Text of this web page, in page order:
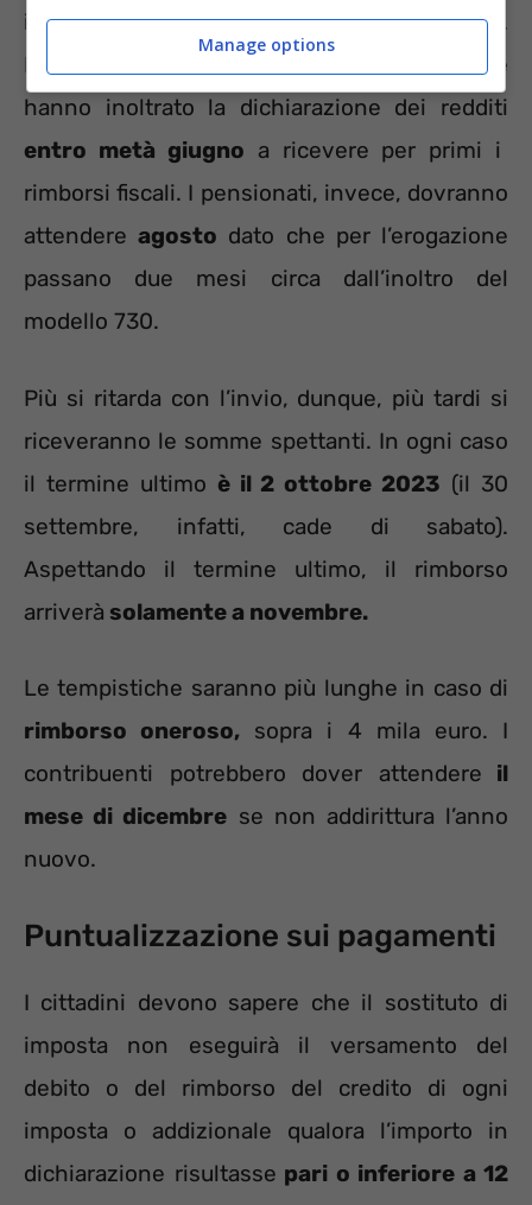
importi a debitoa partire dal mese di luglio
.
Nello specifico, saranno i lavoratori che
hanno inoltrato la dichiarazione dei redditi
entro metà giugno a ricevere per primi i
rimborsi fiscali. I pensionati, invece, dovranno
attendereagosto dato che per l’erogazione
passano due mesi circa dall’inoltro del
modello 730.
Più si ritarda con l’invio, dunque, più tardi si
riceveranno le somme spettanti. In ogni caso
il termine ultimo è il 2 ottobre 2023 (il 30
settembre, infatti, cade di sabato).
Aspettando il termine ultimo, il rimborso
arriverà solamente a novembre.
Le tempistiche saranno più lunghe in caso di
rimborso oneroso, sopra i 4 mila euro. I
contribuenti potrebbero dover attendere il
mese di dicembre se non addirittura l’anno
nuovo.
Puntualizzazione sui pagamenti
I cittadini devono sapere che il sostituto di
imposta non eseguirà il versamento del
debito o del rimborso del credito di ogni
imposta o addizionale qualora l’importo in
dichiarazione risultasse pari o inferiore a 12
Manage options